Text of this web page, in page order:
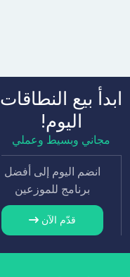
ابدأ بيع النطاقات
اليوم!
مجاني وبسيط وعملي
انضم اليوم إلى أفضل
برنامج للموزعين
قدّم الآن